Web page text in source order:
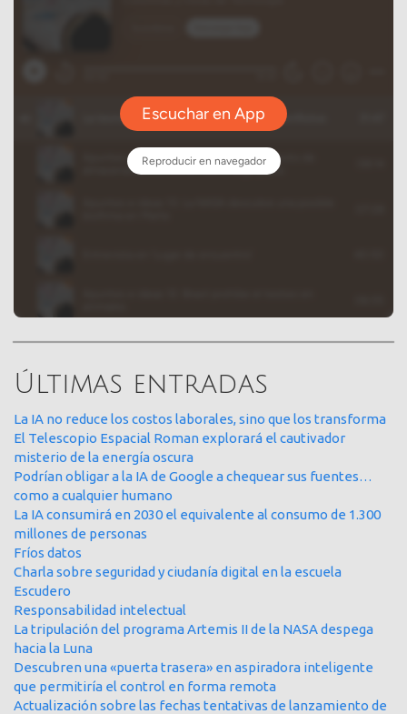
Últimas entradas
La IA no reduce los costos laborales, sino que los transforma
El Telescopio Espacial Roman explorará el cautivador
misterio de la energía oscura
Podrían obligar a la IA de Google a chequear sus fuentes…
como a cualquier humano
La IA consumirá en 2030 el equivalente al consumo de 1.300
millones de personas
Fríos datos
Charla sobre seguridad y ciudanía digital en la escuela
Escudero
Responsabilidad intelectual
La tripulación del programa Artemis II de la NASA despega
hacia la Luna
Descubren una «puerta trasera» en aspiradora inteligente
que permitiría el control en forma remota
Actualización sobre las fechas tentativas de lanzamiento de